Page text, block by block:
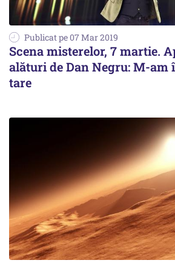
Publicat pe 07 Mar 2019
Scena misterelor, 7 martie.
alături de Dan Negru: M-am
tare